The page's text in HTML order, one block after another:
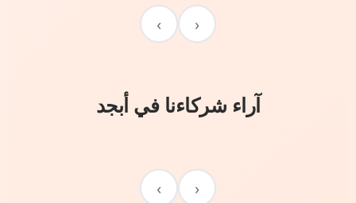
‹
›
آراء شركاءنا في أبجد
‹
›